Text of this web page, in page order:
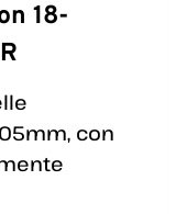
18-
con